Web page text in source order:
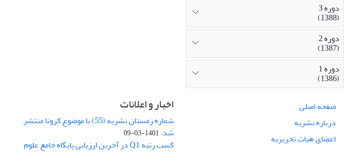
دوره 3
(1388)
دوره 2
(1387)
دوره 1
(1386)
صفحه اصلی
درباره نشریه
اعضای هیات تحریریه
اخبار و اعلانات
شماره زمستان نشریه (55) با موضوع کرونا منتشر
شد.1401-03-09
کسب رتبه Q1 در آخرین ارزیابی پایگاه جامع علوم